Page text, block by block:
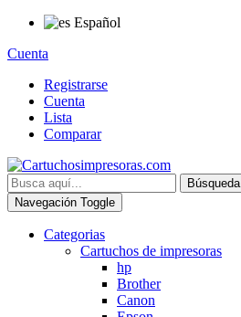
Español
Cuenta
Registrarse
Cuenta
Lista
Comparar
Búsqueda
Navegación Toggle
Categorias
Cartuchos de impresoras
hp
Brother
Canon